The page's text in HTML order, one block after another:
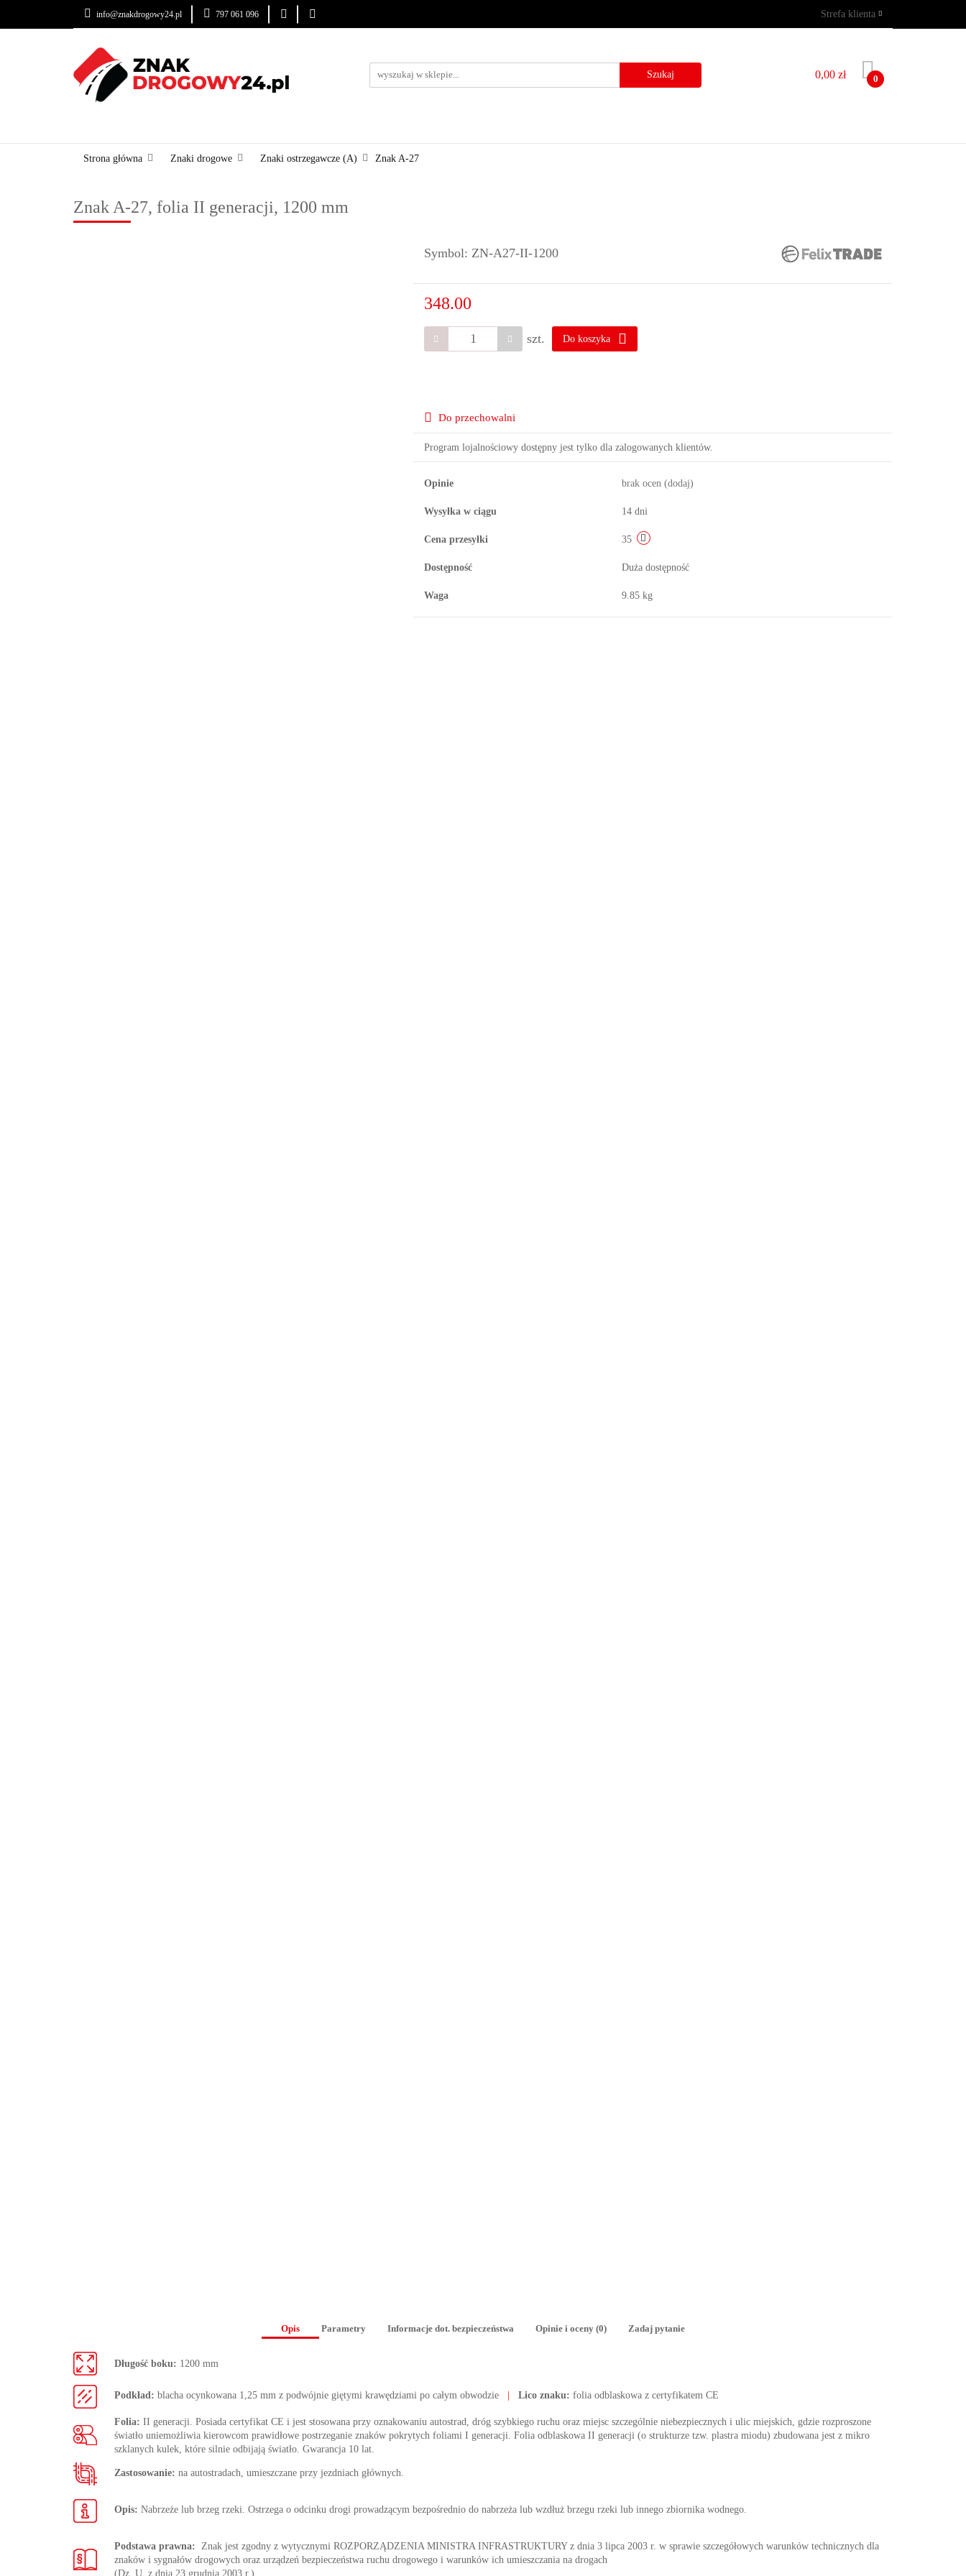
info@znakdrogowy24.pl 797 061 096 Strefa klienta
Zarejestruj się
Dodaj zgłoszenie
0,00 zł 0
ZNAKI DROGOWE
Strona główna Znaki drogowe Znaki ostrzegawcze (A) Znak A-27
Znak A-27, folia II generacji, 1200 mm
Symbol: ZN-A27-II-1200
348.00
szt. Do koszyka
Do przechowalni
Program lojalnościowy dostępny jest tylko dla zalogowanych klientów.
Opinie brak ocen (dodaj)
Wysyłka w ciągu 14 dni
Cena przesyłki 35
Dostępność Duża dostępność
Waga 9.85 kg
Opis Parametry Informacje dot. bezpieczeństwa Opinie i oceny (0) Zadaj pytanie
Długość boku: 1200 mm
Podkład: blacha ocynkowana 1,25 mm z podwójnie giętymi krawędziami po całym obwodzie Lico znaku: folia odblaskowa z certyfikatem CE
Folia: II generacji. Posiada certyfikat CE i jest stosowana przy oznakowaniu autostrad, dróg szybkiego ruchu oraz miejsc szczególnie niebezpiecznych i ulic miejskich, gdzie rozproszone
światło uniemożliwia kierowcom prawidłowe postrzeganie znaków pokrytych foliami I generacji. Folia odblaskowa II generacji (o strukturze tzw. plastra miodu) zbudowana jest z mikro
szklanych kulek, które silnie odbijają światło. Gwarancja 10 lat.
Zastosowanie: na autostradach, umieszczane przy jezdniach głównych.
Opis: Nabrzeże lub brzeg rzeki. Ostrzega o odcinku drogi prowadzącym bezpośrednio do nabrzeża lub wzdłuż brzegu rzeki lub innego zbiornika wodnego.
Podstawa prawna: Znak jest zgodny z wytycznymi ROZPORZĄDZENIA MINISTRA INFRASTRUKTURY z dnia 3 lipca 2003 r. w sprawie szczegółowych warunków technicznych dla
znaków i sygnałów drogowych oraz urządzeń bezpieczeństwa ruchu drogowego i warunków ich umieszczania na drogach
(Dz. U. z dnia 23 grudnia 2003 r.)